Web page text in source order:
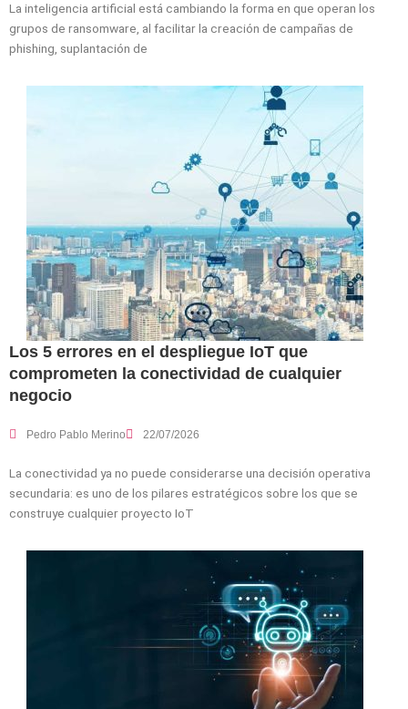
La inteligencia artificial está cambiando la forma en que operan los
grupos de ransomware, al facilitar la creación de campañas de
phishing, suplantación de
Los 5 errores en el despliegue IoT que
comprometen la conectividad de cualquier
negocio
Pedro Pablo Merino 22/07/2026
La conectividad ya no puede considerarse una decisión operativa
secundaria: es uno de los pilares estratégicos sobre los que se
construye cualquier proyecto IoT